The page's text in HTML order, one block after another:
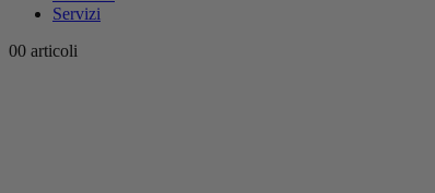
Servizi
00 articoli